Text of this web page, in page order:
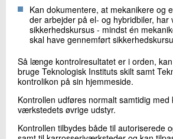
+45 72 20 18 39
Send e-mail
Skriv til mig
Kan dokumentere, at mekanikere og
der arbejder på el- og hybridbiler, har
sikkerhedskursus - mindst én
skal have gennemført
Så længe kontrolresultatet er i orden,
bruge Teknologisk Instituts skilt samt
kontrolikon på sin hjemmeside.
Kontrollen udføres normalt samtidig med
værkstedets øvrige udstyr.
Kontrollen tilbydes både til autoriserede